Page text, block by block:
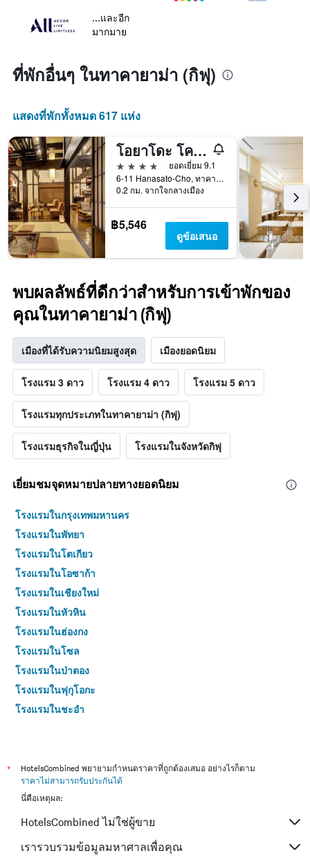
...และอีก
มากมาย
ที่พักอื่นๆ ในทาคายาม่า (กิฟุ)
แสดงที่พักทั้งหมด 617 แห่ง
โอยาโดะ โคโตะ โนะ ยูเมะ
4 ดาว
ยอดเยี่ยม 9.1
6-11 Hanasato-Cho, ทาคายาม่า (กิฟุ), ญี่ปุ่น
0.2 กม. จากใจกลางเมือง
฿5,546
ดูข้อเสนอ
พบผลลัพธ์ที่ดีกว่าสำหรับการเข้าพักของ
คุณในทาคายาม่า (กิฟุ)
เมืองที่ได้รับความนิยมสูงสุด เมืองยอดนิยม
โรงแรม 3 ดาว โรงแรม 4 ดาว โรงแรม 5 ดาว
โรงแรมทุกประเภทในทาคายาม่า (กิฟุ)
โรงแรมธุรกิจในญี่ปุ่น โรงแรมในจังหวัดกิฟุ
เยี่ยมชมจุดหมายปลายทางยอดนิยม
โรงแรมในกรุงเทพมหานคร
โรงแรมในพัทยา
โรงแรมในโตเกียว
โรงแรมในโอซาก้า
โรงแรมในเชียงใหม่
โรงแรมในหัวหิน
โรงแรมในฮ่องกง
โรงแรมในโซล
โรงแรมในป่าตอง
โรงแรมในฟุกุโอกะ
โรงแรมในชะอำ
โรงแรมในเกาะสมุย
โรงแรมในเซี่ยงไฮ้
โรงแรมในเกาะช้าง (ตราด)
โรงแรมในไทเป
โรงแรมในหาดใหญ่
*
HotelsCombined พยายามกำหนดราคาที่ถูกต้องเสมอ อย่างไรก็ตาม
ราคาไม่สามารถรับประกันได้
นี่คือเหตุผล:
HotelsCombined ไม่ใช่ผู้ขาย
เรารวบรวมข้อมูลมหาศาลเพื่อคุณ